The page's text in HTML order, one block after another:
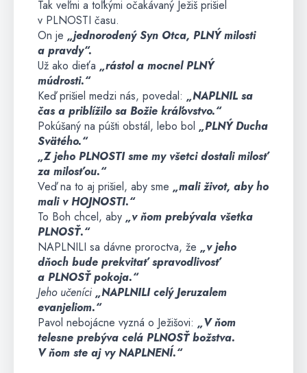
Tak veľmi a toľkými očakávaný Ježiš prišiel
v PLNOSTI času.
On je „jednorodený Syn Otca, PLNÝ milosti
a pravdy“.
Už ako dieťa „rástol a mocnel PLNÝ
múdrosti.“
Keď prišiel medzi nás, povedal: „NAPLNIL sa
čas a priblížilo sa Božie kráľovstvo.“
Pokúšaný na púšti obstál, lebo bol „PLNÝ Ducha
Svätého.“
„Z jeho PLNOSTI sme my všetci dostali milosť
za milosťou.“
Veď na to aj prišiel, aby sme „mali život, aby ho
mali v HOJNOSTI.“
To Boh chcel, aby „v ňom prebývala všetka
PLNOSŤ.“
NAPLNILI sa dávne proroctva, že „v jeho
dňoch bude prekvitať spravodlivosť
a PLNOSŤ pokoja.“
Jeho učeníci „NAPLNILI celý Jeruzalem
evanjeliom.“
Pavol nebojácne vyzná o Ježišovi: „V ňom
telesne prebýva celá PLNOSŤ božstva.
V ňom ste aj vy NAPLNENÍ.“